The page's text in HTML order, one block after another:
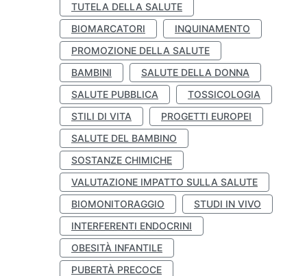
TUTELA DELLA SALUTE
BIOMARCATORI
INQUINAMENTO
PROMOZIONE DELLA SALUTE
BAMBINI
SALUTE DELLA DONNA
SALUTE PUBBLICA
TOSSICOLOGIA
STILI DI VITA
PROGETTI EUROPEI
SALUTE DEL BAMBINO
SOSTANZE CHIMICHE
VALUTAZIONE IMPATTO SULLA SALUTE
BIOMONITORAGGIO
STUDI IN VIVO
INTERFERENTI ENDOCRINI
OBESITÀ INFANTILE
PUBERTÀ PRECOCE